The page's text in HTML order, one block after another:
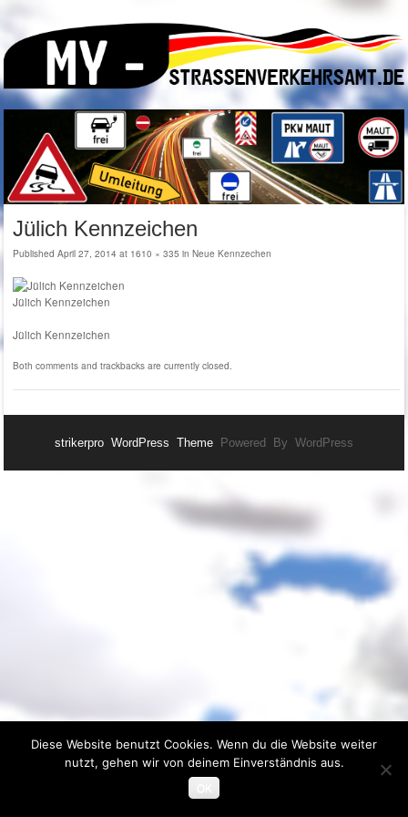
Jülich Kennzeichen
Published April 27, 2014at 1610 × 335 in Neue Kennzechen
Jülich Kennzeichen
Jülich Kennzeichen
Both comments and trackbacks are currently closed.
strikerpro WordPress Theme Powered By WordPress
Diese Website benutzt Cookies. Wenn du die Website weiter
nutzt, gehen wir von deinem Einverständnis aus.